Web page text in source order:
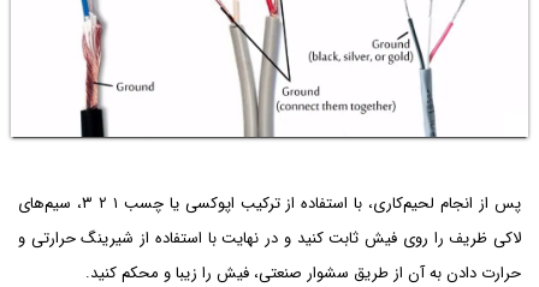
پس از انجام لحیم‌کاری، با استفاده از ترکیب اپوکسی یا چسب ۱ ۲ ۳، سیم‌های
لاکی ظریف را روی فیش ثابت کنید و در نهایت با استفاده از شیرینگ حرارتی و
حرارت دادن به آن از طریق سشوار صنعتی، فیش را زیبا و محکم کنید.